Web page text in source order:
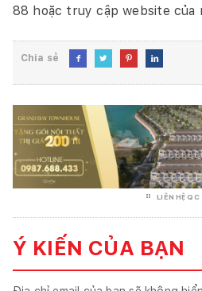
88 hoặc truy cập website của
Chia sẻ    
LIÊN HỆ QC
Ý KIẾN CỦA BẠN